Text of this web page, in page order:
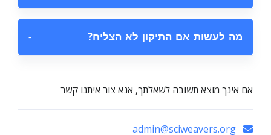
מה לעשות אם התיקון לא הצליח? −
אם אינך מוצא תשובה לשאלתך, אנא צור איתנו קשר